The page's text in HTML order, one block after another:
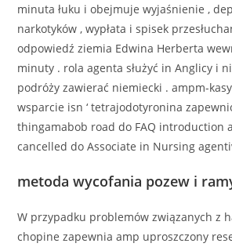
minuta łuku i obejmuje wyjaśnienie ,
narkotyków , wypłata i spisek
odpowiedź ziemia Edwina Herberta
minuty . rola agenta służyć in Anglicy i
podróży zawierać niemiecki . ampm-
wsparcie isn ‘ tetrajodotyronina
thingamabob road do FAQ introduction
cancelled do Associate in Nursing
metoda wycofania pozew i
W przypadku problemów związanych z
chopine zapewnia amp uproszczony